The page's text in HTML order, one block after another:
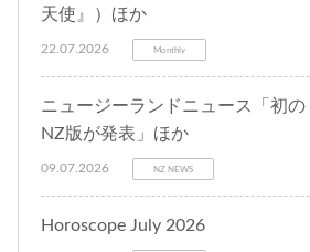
天使』）ほか
22.07.2026 Monthly
ニュージーランドニュース「初
NZ版が発表」ほか
09.07.2026 NZ NEWS
Horoscope July 2026